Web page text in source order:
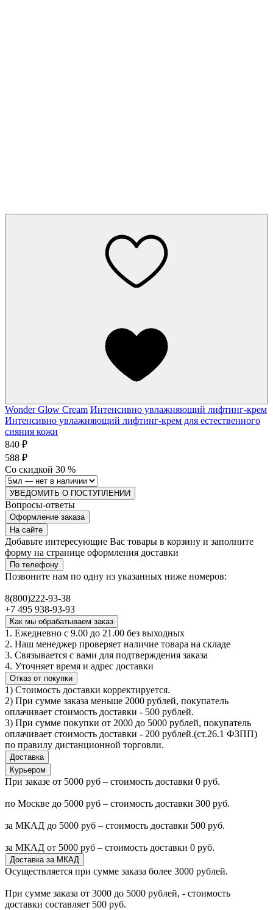
Wonder Glow Cream Интенсивно увлажняющий лифтинг-крем
Интенсивно увлажняющий лифтинг-крем для естественного
сияния кожи
840 ₽
588 ₽
Со скидкой 30 %
УВЕДОМИТЬ О ПОСТУПЛЕНИИ
Вопросы-ответы
Оформление заказа
На сайте
Добавьте интересующие Вас товары в корзину и заполните
форму на странице оформления доставки
По телефону
Позвоните нам по одну из указанных ниже номеров:
8(800)222-93-38
+7 495 938-93-93
Как мы обрабатываем заказ
1. Ежедневно с 9.00 до 21.00 без выходных
2. Наш менеджер проверяет наличие товара на складе
3. Связывается с вами для подтверждения заказа
4. Уточняет время и адрес доставки
Отказ от покупки
1) Стоимость доставки корректируется.
2) При сумме заказа меньше 2000 рублей, покупатель
оплачивает стоимость доставки - 500 рублей.
3) При сумме покупки от 2000 до 5000 рублей, покупатель
оплачивает стоимость доставки - 200 рублей.(ст.26.1 ФЗПП)
по правилу дистанционной торговли.
Доставка
Курьером
При заказе от 5000 руб – стоимость доставки 0 руб.
по Москве до 5000 руб – стоимость доставки 300 руб.
за МКАД до 5000 руб – стоимость доставки 500 руб.
за МКАД от 5000 руб – стоимость доставки 0 руб.
Доставка за МКАД
Осуществляется при сумме заказа более 3000 рублей.
При сумме заказа от 3000 до 5000 рублей, - стоимость
доставки составляет 500 руб.